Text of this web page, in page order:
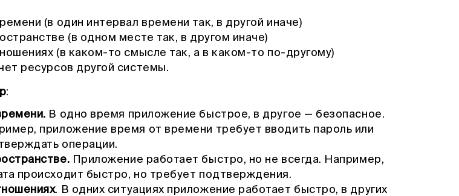
(в один интервал времени так, в другой иначе)
(в одном месте так, в другом иначе)
(в каком-то смысле так, а в каком-то по-другому)
ресурсов другой системы.
:
В одно время приложение быстрое, в другое — безопасное.
приложение время от времени требует вводить пароль или
операции.
Приложение работает быстро, но не всегда. Например,
происходит быстро, но требует подтверждения.
. В одних ситуациях приложение работает быстро, в других